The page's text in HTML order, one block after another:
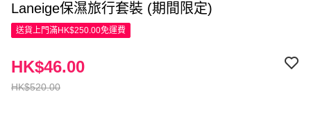
Laneige保濕旅行套裝 (期間限定)
送貨上門滿HK$250.00免運費
HK$520.00
HK$46.00